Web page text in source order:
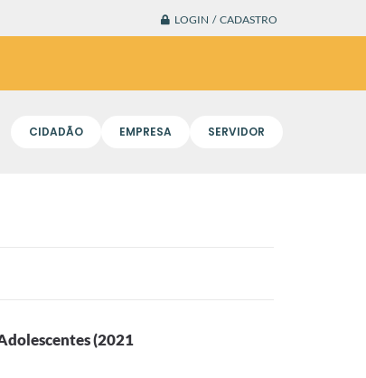
LOGIN / CADASTRO
CIDADÃO EMPRESA SERVIDOR
(2021